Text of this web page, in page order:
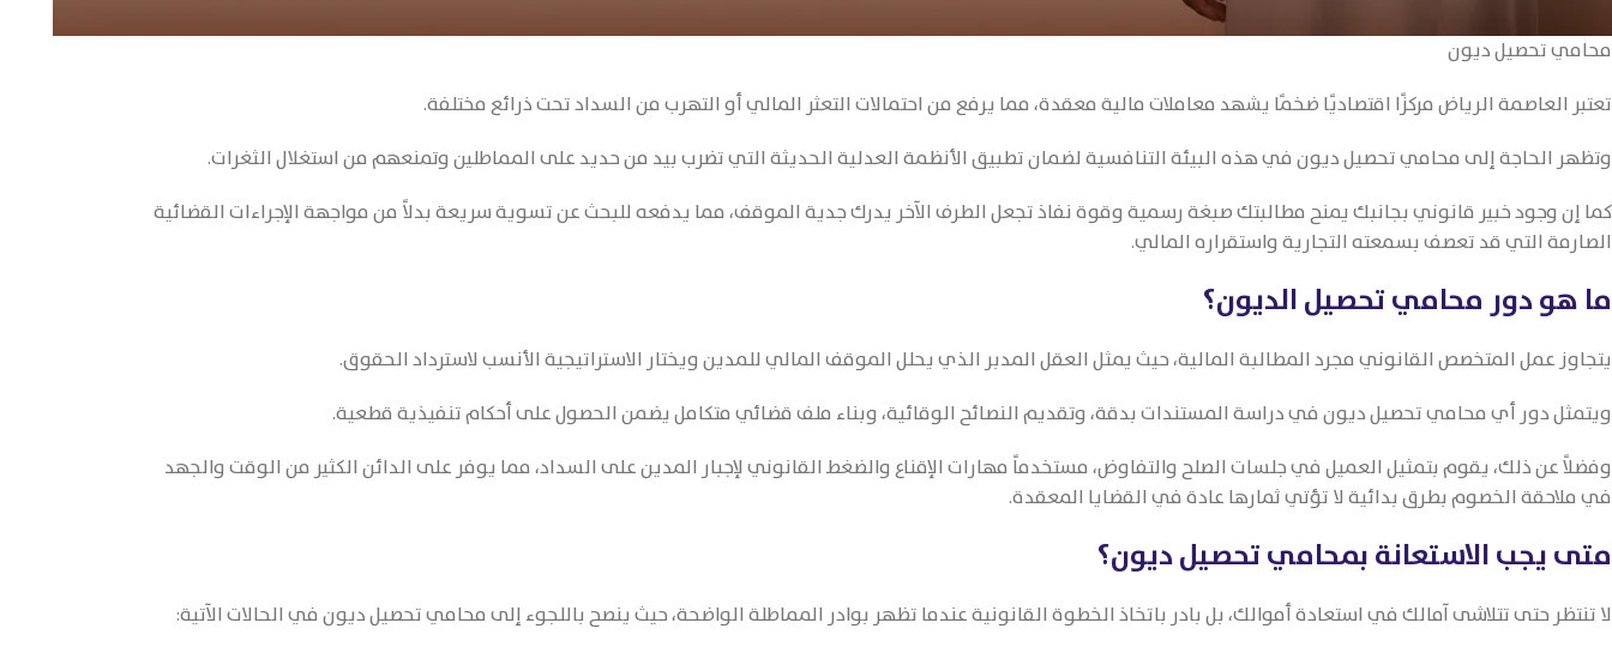
محامي تحصيل ديون
تعتبر العاصمة الرياض مركزًا اقتصاديًا ضخمًا يشهد معاملات مالية معقدة، مما يرفع من احتمالات التعثر المالي أو التهرب من السداد تحت ذرائع مختلفة.
وتظهر الحاجة إلى محامي تحصيل ديون في هذه البيئة التنافسية لضمان تطبيق الأنظمة العدلية الحديثة التي تضرب بيد من حديد على المماطلين وتمنعهم من استغلال الثغرات.
كما إن وجود خبير قانوني بجانبك يمنح مطالبتك صبغة رسمية وقوة نفاذ تجعل الطرف الآخر يدرك جدية الموقف، مما يدفعه للبحث عن تسوية سريعة بدلاً من مواجهة الإجراءات القضائية
الصارمة التي قد تعصف بسمعته التجارية واستقراره المالي.
ما هو دور محامي تحصيل الديون؟
يتجاوز عمل المتخصص القانوني مجرد المطالبة المالية، حيث يمثل العقل المدبر الذي يحلل الموقف المالي للمدين ويختار الاستراتيجية الأنسب لاسترداد الحقوق.
ويتمثل دور أي محامي تحصيل ديون في دراسة المستندات بدقة، وتقديم النصائح الوقائية، وبناء ملف قضائي متكامل يضمن الحصول على أحكام تنفيذية قطعية.
وفضلاً عن ذلك، يقوم بتمثيل العميل في جلسات الصلح والتفاوض، مستخدماً مهارات الإقناع والضغط القانوني لإجبار المدين على السداد، مما يوفر على الدائن الكثير من الوقت والجهد
في ملاحقة الخصوم بطرق بدائية لا تؤتي ثمارها عادة في القضايا المعقدة.
متى يجب الاستعانة بمحامي تحصيل ديون؟
لا تنتظر حتى تتلاشى آمالك في استعادة أموالك، بل بادر باتخاذ الخطوة القانونية عندما تظهر بوادر المماطلة الواضحة، حيث ينصح باللجوء إلى محامي تحصيل ديون في الحالات الآتية: